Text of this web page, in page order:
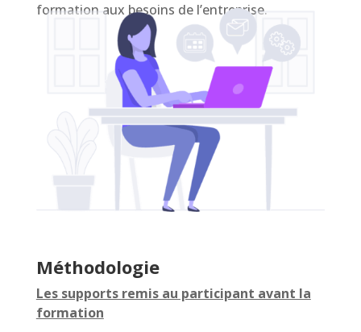
formation aux besoins de l’entreprise.
Méthodologie
Les supports remis au participant avant la
formation